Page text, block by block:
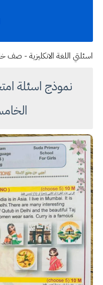
اسئلتي اللغة الانكليزية - صف
نموذج اسئلة